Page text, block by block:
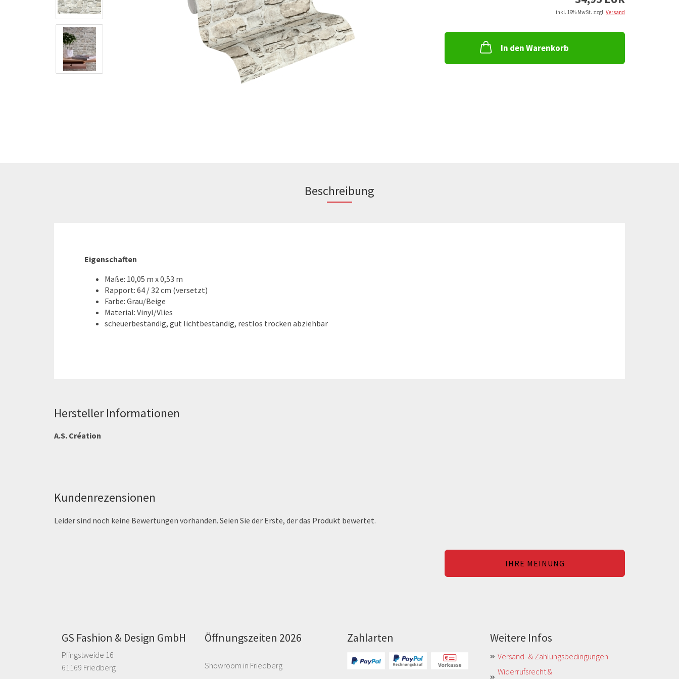
Durastar Silent Eco
Flex Silent Cork
Organic Clever Silent - PS
inkl. 19% MwSt. zzgl. Versand
In den Warenkorb
Beschreibung
Eigenschaften
Maße: 10,05 m x 0,53 m
Rapport: 64 / 32 cm (versetzt)
Farbe: Grau/Beige
Material: Vinyl/Vlies
scheuerbeständig, gut lichtbeständig, restlos trocken abziehbar
Hersteller Informationen
A.S. Création
Kundenrezensionen
Leider sind noch keine Bewertungen vorhanden. Seien Sie der Erste, der das Produkt bewertet.
IHRE MEINUNG
GS Fashion & Design GmbH
Pfingstweide 16
61169 Friedberg
Öffnungszeiten 2026
Showroom in Friedberg
Zahlarten Weitere Infos
Versand- & Zahlungsbedingungen
Widerrufsrecht &